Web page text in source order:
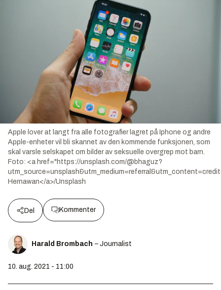
Apple lover at langt fra alle fotografier lagret på Iphone og andre
Apple-enheter vil bli skannet av den kommende funksjonen, som
skal varsle selskapet om bilder av seksuelle overgrep mot barn.
Foto: <a href="https://unsplash.com/@bhaguz?
Hernawan</a>/Unsplash
Del Kommenter
Harald Brombach – Journalist
10. aug. 2021 - 11:00